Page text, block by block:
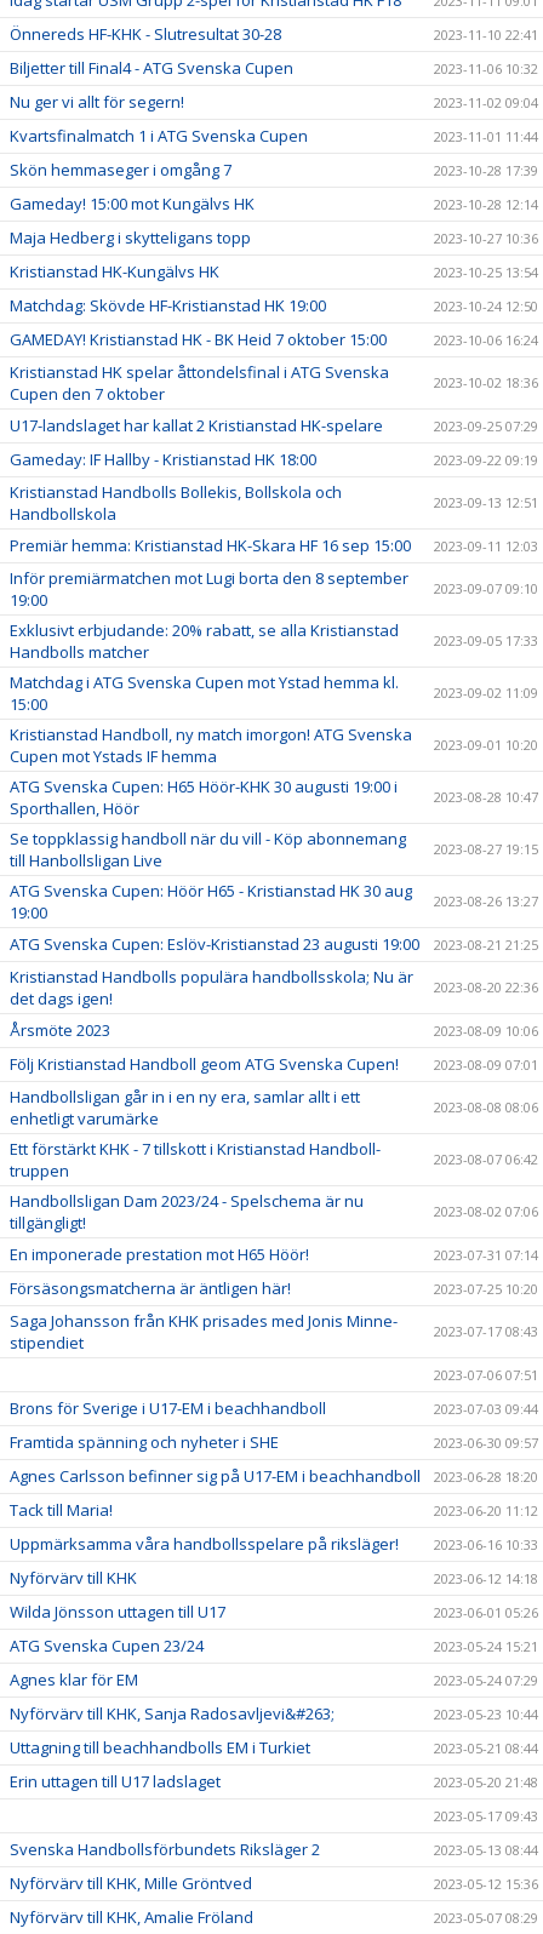
Önnereds HF-KHK - Slutresultat 30-28 2023-11-10 22:41
Biljetter till Final4 - ATG Svenska Cupen 2023-11-06 10:32
Nu ger vi allt för segern! 2023-11-02 09:04
Kvartsfinalmatch 1 i ATG Svenska Cupen 2023-11-01 11:44
Skön hemmaseger i omgång 7 2023-10-28 17:39
Gameday! 15:00 mot Kungälvs HK 2023-10-28 12:14
Maja Hedberg i skytteligans topp 2023-10-27 10:36
Kristianstad HK-Kungälvs HK 2023-10-25 13:54
Matchdag: Skövde HF-Kristianstad HK 19:00 2023-10-24 12:50
GAMEDAY! Kristianstad HK - BK Heid 7 oktober 15:00 2023-10-06 16:24
Kristianstad HK spelar åttondelsfinal i ATG Svenska
Cupen den 7 oktober
2023-10-02 18:36
U17-landslaget har kallat 2 Kristianstad HK-spelare 2023-09-25 07:29
Gameday: IF Hallby - Kristianstad HK 18:00 2023-09-22 09:19
Kristianstad Handbolls Bollekis, Bollskola och
Handbollskola
2023-09-13 12:51
Premiär hemma: Kristianstad HK-Skara HF 16 sep 15:00 2023-09-11 12:03
Inför premiärmatchen mot Lugi borta den 8 september
19:00
2023-09-07 09:10
Exklusivt erbjudande: 20% rabatt, se alla Kristianstad
Handbolls matcher
2023-09-05 17:33
Matchdag i ATG Svenska Cupen mot Ystad hemma kl.
15:00
2023-09-02 11:09
Kristianstad Handboll, ny match imorgon! ATG Svenska
Cupen mot Ystads IF hemma
2023-09-01 10:20
ATG Svenska Cupen: H65 Höör-KHK 30 augusti 19:00 i
Sporthallen, Höör
2023-08-28 10:47
Se toppklassig handboll när du vill - Köp abonnemang
till Hanbollsligan Live
2023-08-27 19:15
ATG Svenska Cupen: Höör H65 - Kristianstad HK 30 aug
19:00
2023-08-26 13:27
ATG Svenska Cupen: Eslöv-Kristianstad 23 augusti 19:00 2023-08-21 21:25
Kristianstad Handbolls populära handbollsskola; Nu är
det dags igen!
2023-08-20 22:36
Årsmöte 2023 2023-08-09 10:06
Följ Kristianstad Handboll geom ATG Svenska Cupen! 2023-08-09 07:01
Handbollsligan går in i en ny era, samlar allt i ett
enhetligt varumärke
2023-08-08 08:06
Ett förstärkt KHK - 7 tillskott i Kristianstad Handboll-
truppen
2023-08-07 06:42
Handbollsligan Dam 2023/24 - Spelschema är nu
tillgängligt!
2023-08-02 07:06
En imponerade prestation mot H65 Höör! 2023-07-31 07:14
Försäsongsmatcherna är äntligen här! 2023-07-25 10:20
Saga Johansson från KHK prisades med Jonis Minne-
stipendiet
2023-07-17 08:43
2023-07-06 07:51
Brons för Sverige i U17-EM i beachhandboll 2023-07-03 09:44
Framtida spänning och nyheter i SHE 2023-06-30 09:57
Agnes Carlsson befinner sig på U17-EM i beachhandboll 2023-06-28 18:20
Tack till Maria! 2023-06-20 11:12
Uppmärksamma våra handbollsspelare på riksläger! 2023-06-16 10:33
Nyförvärv till KHK 2023-06-12 14:18
Wilda Jönsson uttagen till U17 2023-06-01 05:26
ATG Svenska Cupen 23/24 2023-05-24 15:21
Agnes klar för EM 2023-05-24 07:29
Nyförvärv till KHK, Sanja Radosavljevi&#263; 2023-05-23 10:44
Uttagning till beachhandbolls EM i Turkiet 2023-05-21 08:44
Erin uttagen till U17 ladslaget
2023-05-20 21:48
2023-05-17 09:43
Svenska Handbollsförbundets Riksläger 2 2023-05-13 08:44
Nyförvärv till KHK, Mille Gröntved 2023-05-12 15:36
Nyförvärv till KHK, Amalie Fröland 2023-05-07 08:29